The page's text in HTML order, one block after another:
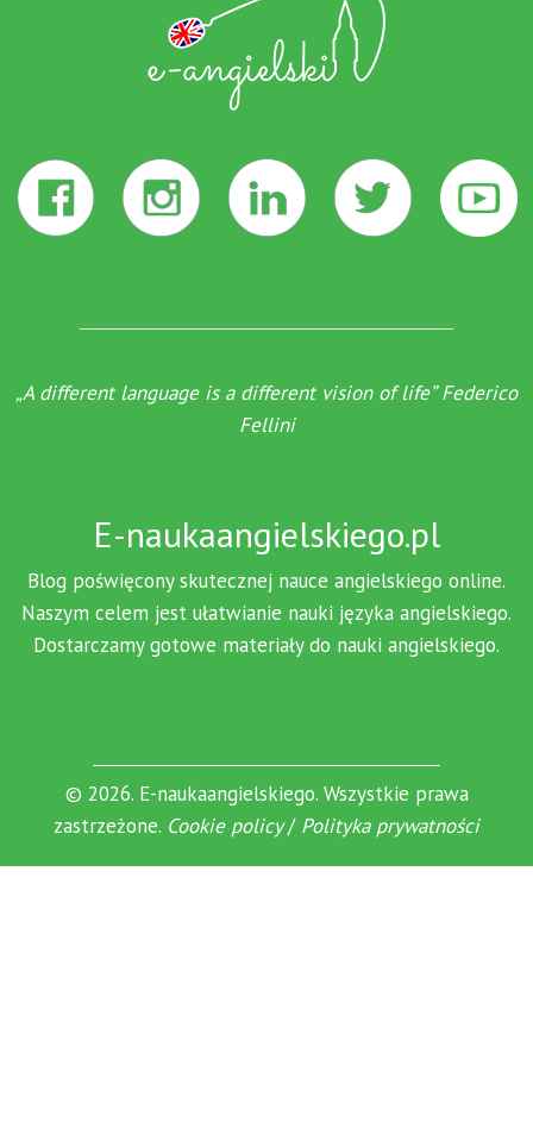
„A different language is a different vision of life” Federico
Fellini
E-naukaangielskiego.pl
Blog poświęcony skutecznej nauce angielskiego online.
Naszym celem jest ułatwianie nauki języka angielskiego.
Dostarczamy gotowe materiały do nauki angielskiego.
© 2026. E-naukaangielskiego. Wszystkie prawa
zastrzeżone. Cookie policy/Polityka prywatności